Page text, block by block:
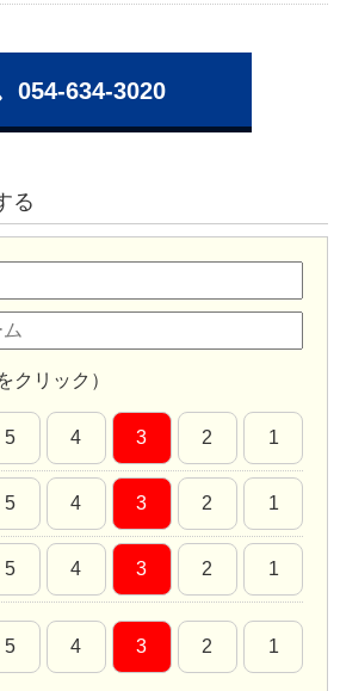
054-634-3020
る
クリック）
5 4 3 2 1
5 4 3 2 1
5 4 3 2 1
5 4 3 2 1